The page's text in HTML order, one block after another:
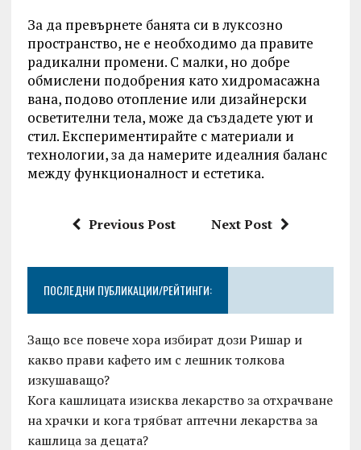
За да превърнете банята си в луксозно
пространство, не е необходимо да правите
радикални промени. С малки, но добре
обмислени подобрения като хидромасажна
вана, подово отопление или дизайнерски
осветителни тела, може да създадете уют и
стил. Експериментирайте с материали и
технологии, за да намерите идеалния баланс
между функционалност и естетика.
Previous Post Next Post
ПОСЛЕДНИ ПУБЛИКАЦИИ/РЕЙТИНГИ:
Защо все повече хора избират дози Ришар и
какво прави кафето им с лешник толкова
изкушаващо?
Кога кашлицата изисква лекарство за отхрачване
на храчки и кога трябват аптечни лекарства за
кашлица за децата?